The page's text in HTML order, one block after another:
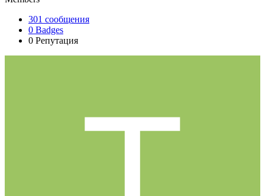
301 сообщения
0 Badges
0 Репутация